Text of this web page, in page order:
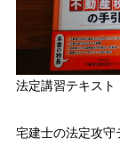
法定講習テキスト
宅建士の法定攻守